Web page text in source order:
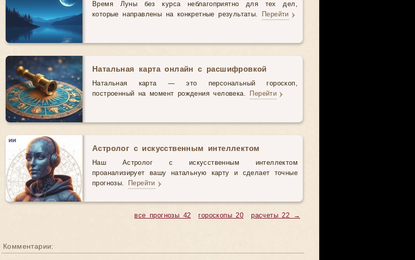
Время Луны без курса неблагоприятно для тех дел,
которые направлены на конкретные результаты. Перейти
Натальная карта онлайн с расшифровкой
Натальная карта — это персональный гороскоп,
построенный на момент рождения человека. Перейти
Астролог с искусственным интеллектом
Наш Астролог с искусственным интеллектом
проанализирует вашу натальную карту и сделает точные
прогнозы. Перейти
расчеты 22 →
гороскопы 20
все прогнозы 42
Комментарии: